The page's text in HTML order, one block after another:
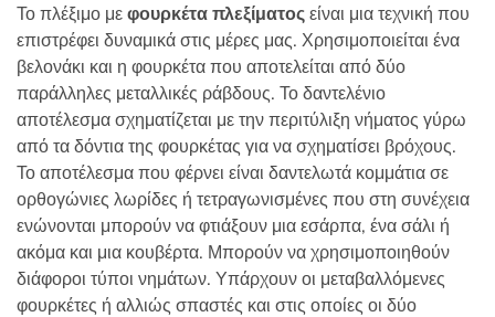
d
u
c
t
s
:
Το πλέξιμο μεφουρκέτα πλεξίματοςείναι μια τεχνική που
επιστρέφει δυναμικά στις μέρες μας. Χρησιμοποιείται ένα
βελονάκι και η φουρκέτα που αποτελείται από δύο
παράλληλες μεταλλικές ράβδους. Το δαντελένιο
αποτέλεσμα σχηματίζεται με την περιτύλιξη νήματος γύρω
από τα δόντια της φουρκέτας για να σχηματίσει βρόχους.
Το αποτέλεσμα που φέρνει είναι δαντελωτά κομμάτια σε
ορθογώνιες λωρίδες ή τετραγωνισμένες που στη συνέχεια
ενώνονται μπορούν να φτιάξουν μια εσάρπα, ένα σάλι ή
ακόμα και μια κουβέρτα. Μπορούν να χρησιμοποιηθούν
διάφοροι τύποι νημάτων. Υπάρχουν οι μεταβαλλόμενες
φουρκέτες ή αλλιώς σπαστές και στις οποίες οι δύο